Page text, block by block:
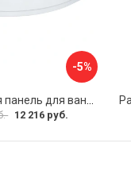
-5%
12 216 руб.